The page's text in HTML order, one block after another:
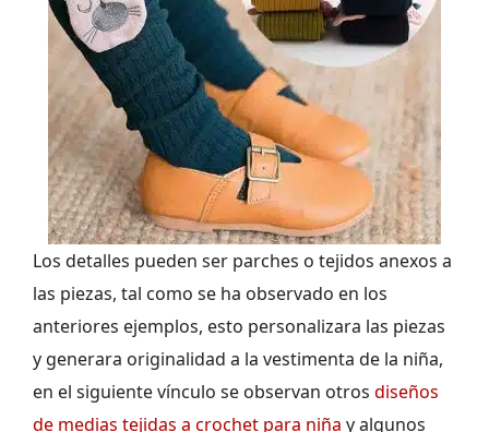
Los detalles pueden ser parches o tejidos anexos a
las piezas, tal como se ha observado en los
anteriores ejemplos, esto personalizara las piezas
y generara originalidad a la vestimenta de la niña,
en el siguiente vínculo se observan otros diseños
de medias tejidas a crochet para niña y algunos